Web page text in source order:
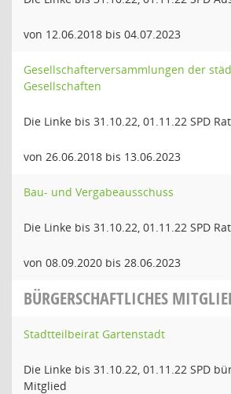
von 12.06.2018 bis 04.07.2023
Gesellschafterversammlungen der
Gesellschaften
Die Linke bis 31.10.22, 01.11.22 SPD
von 26.06.2018 bis 13.06.2023
Bau- und Vergabeausschuss
Die Linke bis 31.10.22, 01.11.22 SPD
von 08.09.2020 bis 28.06.2023
BÜRGERSCHAFTLICHES
Stadtteilbeirat Gartenstadt
Die Linke bis 31.10.22, 01.11.22 SPD
Mitglied